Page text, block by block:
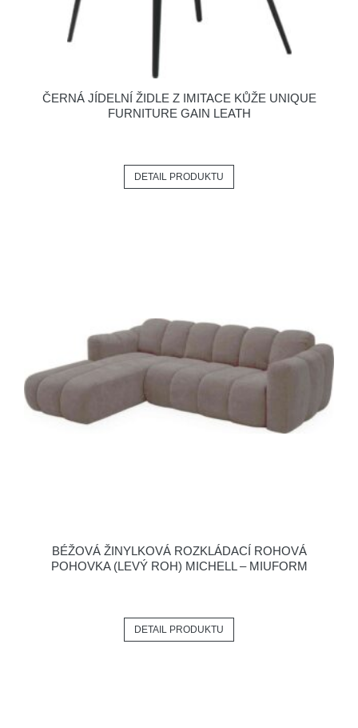
ČERNÁ JÍDELNÍ ŽIDLE Z IMITACE KŮŽE UNIQUE
FURNITURE GAIN LEATH
DETAIL PRODUKTU
BÉŽOVÁ ŽINYLKOVÁ ROZKLÁDACÍ ROHOVÁ
POHOVKA (LEVÝ ROH) MICHELL – MIUFORM
DETAIL PRODUKTU